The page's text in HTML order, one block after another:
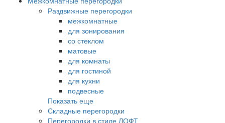
Раздвижные перегородки
межкомнатные
для зонирования
со стеклом
матовые
для комнаты
для гостиной
для кухни
подвесные
Показать еще
Складные перегородки
Перегородки в стиле ЛОФТ